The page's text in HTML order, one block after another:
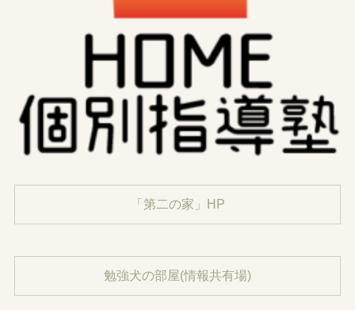
「第二の家」HP
勉強犬の部屋(情報共有場)